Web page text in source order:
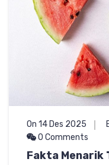
On 14 Des 2025
0 Comments
Fakta Menarik